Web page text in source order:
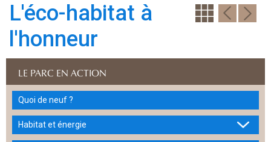
L'éco-habitat à
l'honneur
LE PARC EN ACTION
Quoi de neuf ?
Habitat et énergie